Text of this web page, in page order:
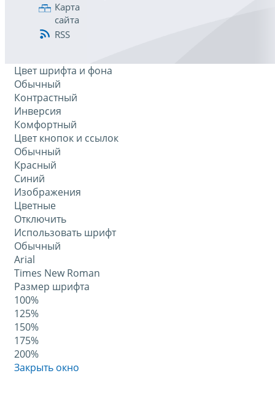
Карта
сайта
RSS
Цвет шрифта и фона
Обычный
Контрастный
Инверсия
Комфортный
Цвет кнопок и ссылок
Обычный
Красный
Синий
Изображения
Цветные
Отключить
Использовать шрифт
Обычный
Arial
Times New Roman
Размер шрифта
100%
125%
150%
175%
200%
Закрыть окно